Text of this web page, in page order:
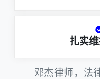
扎实
邓杰律师，法